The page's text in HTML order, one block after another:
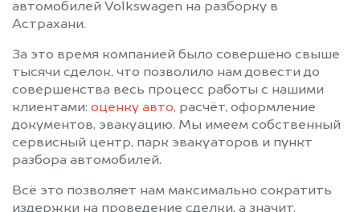
автомобилей Volkswagen на разборку в
Астрахани.
За это время компанией было совершено свыше
тысячи сделок, что позволило нам довести до
совершенства весь процесс работы с нашими
клиентами: оценку авто, расчёт, оформление
документов, эвакуацию. Мы имеем собственный
сервисный центр, парк эвакуаторов и пункт
разбора автомобилей.
Всё это позволяет нам максимально сократить
издержки на проведение сделки, а значит,